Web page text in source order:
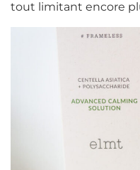
tout limitant encore